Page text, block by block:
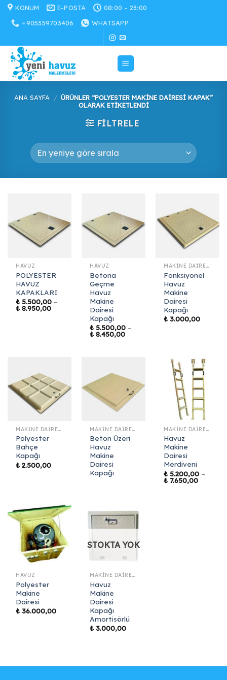
İçeriğe
atla
KONUM E-POSTA
08:00 - 23:00
+905359703406
WHATSAPP
ANA SAYFA / ÜRÜNLER “POLYESTER MAKINE DAIRESI KAPAK”
OLARAK ETIKETLENDI
FILTRELE
HAVUZ
POLYESTER
HAVUZ
KAPAKLARI
₺ 5.500,00 –
₺ 8.950,00Fiyat
HAVUZ
Betona
Geçme
Havuz
Makine
Dairesi
Kapağı
₺ 5.500,00 –
₺ 8.450,00Fiyat
MAKINE DAIRESI KAPAKLARI
Fonksiyonel
Havuz
Makine
Dairesi
Kapağı
₺ 3.000,00
MAKINE DAIRESI KAPAKLARI
Polyester
Bahçe
Kapağı
₺ 2.500,00
MAKINE DAIRESI KAPAKLARI
Beton Üzeri
Havuz
Makine
Dairesi
Kapağı
MAKINE DAIRESI KAPAKLARI
Havuz
Makine
Dairesi
Merdiveni
₺ 5.200,00 –
₺ 7.650,00Fiyat
HAVUZ
Polyester
Makine
Dairesi
₺ 36.000,00
STOKTA YOK
MAKINE DAIRESI KAPAKLARI
Havuz
Makine
Dairesi
Kapağı
Amortisörlü
₺ 3.000,00